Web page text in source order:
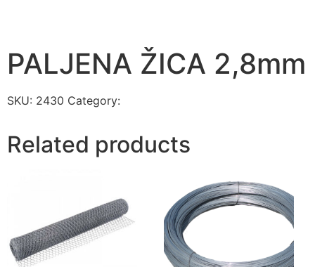
PALJENA ŽICA 2,8mm
SKU: 2430 Category:
Related products